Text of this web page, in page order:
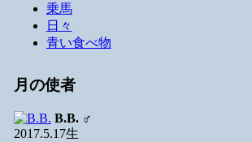
乗馬
日々
青い食べ物
月の使者
B.B.♂
2017.5.17生